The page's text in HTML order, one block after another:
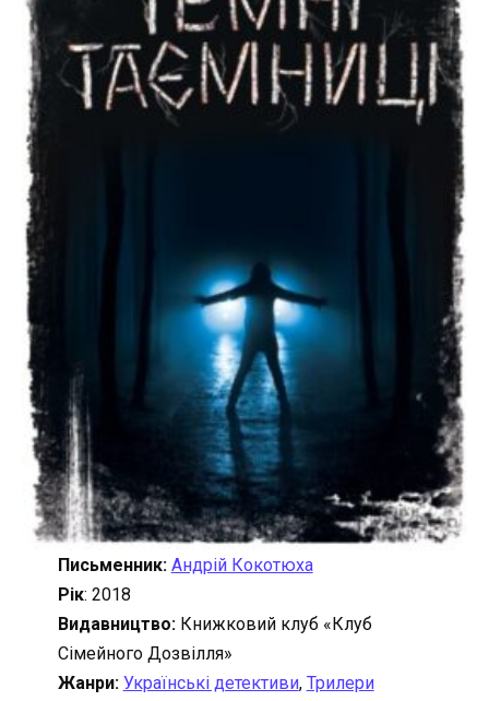
Письменник: Андрій Кокотюха
Рік: 2018
Видавництво:Книжковий клуб «Клуб
Сімейного Дозвілля»
Жанри: Українські детективи, Трилери